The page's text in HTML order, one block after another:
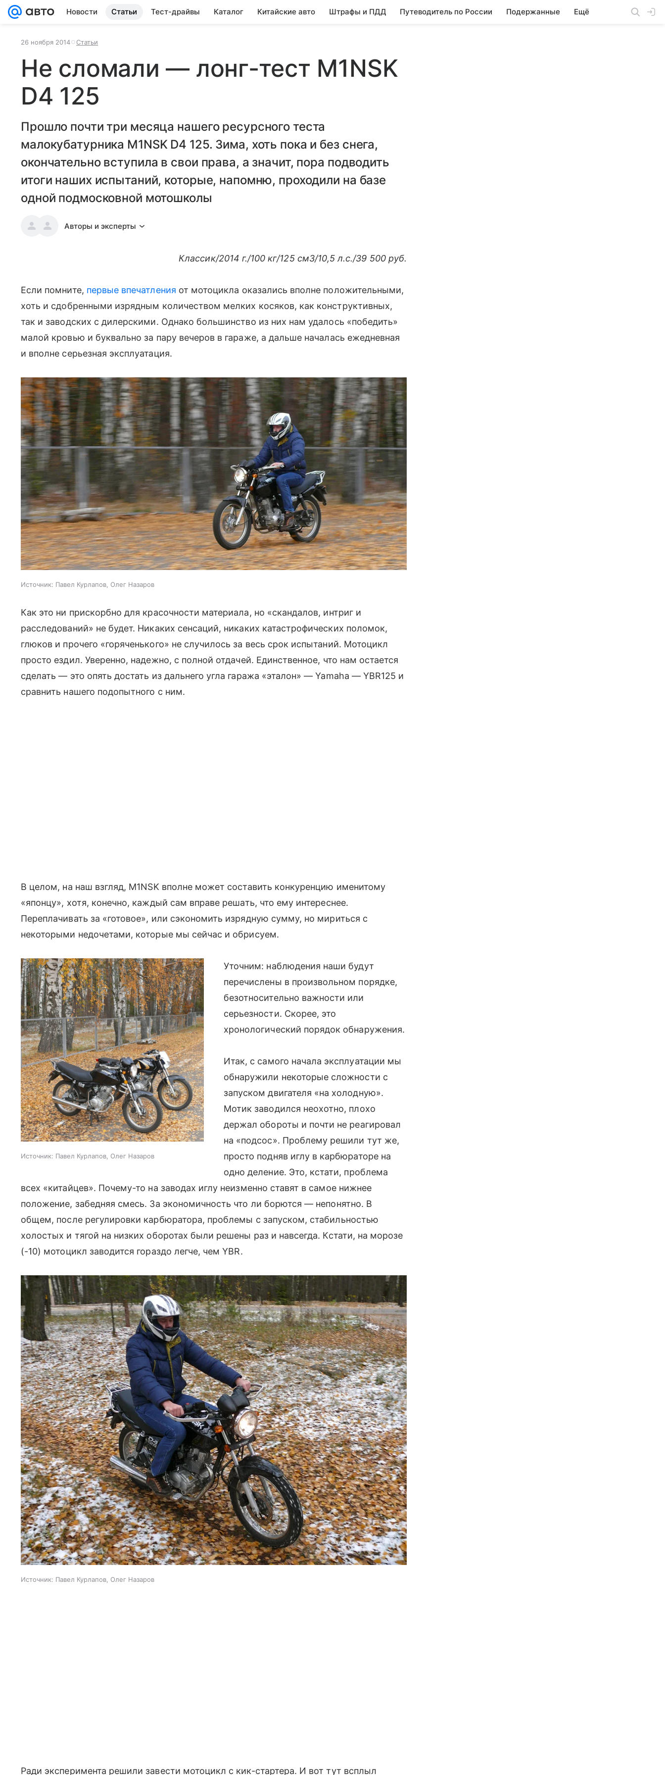
Новости Статьи Тест-драйвы Каталог Китайские авто Штрафы и ПДД Путеводитель по России Подержанные Ещё
26 ноября 2014 Статьи
Не сломали — лонг-тест M1NSK
D4 125
Прошло почти три месяца нашего ресурсного теста
малокубатурника М1NSK D4 125. Зима, хоть пока и без снега,
окончательно вступила в свои права, а значит, пора подводить
итоги наших испытаний, которые, напомню, проходили на базе
одной подмосковной мотошколы
Авторы и эксперты
Классик/2014 г./100 кг/125 см3/10,5 л.с./39 500 руб.
Если помните, первые впечатления от мотоцикла оказались вполне положительными,
хоть и сдобренными изрядным количеством мелких косяков, как конструктивных,
так и заводских с дилерскими. Однако большинство из них нам удалось «победить»
малой кровью и буквально за пару вечеров в гараже, а дальше началась ежедневная
и вполне серьезная эксплуатация.
Источник: Павел Курлапов, Олег Назаров
Как это ни прискорбно для красочности материала, но «скандалов, интриг и
расследований» не будет. Никаких сенсаций, никаких катастрофических поломок,
глюков и прочего «горяченького» не случилось за весь срок испытаний. Мотоцикл
просто ездил. Уверенно, надежно, с полной отдачей. Единственное, что нам остается
сделать — это опять достать из дальнего угла гаража «эталон» — Yamaha — YBR125 и
сравнить нашего подопытного с ним.
В целом, на наш взгляд, M1NSK вполне может составить конкуренцию именитому
«японцу», хотя, конечно, каждый сам вправе решать, что ему интереснее.
Переплачивать за «готовое», или сэкономить изрядную сумму, но мириться с
некоторыми недочетами, которые мы сейчас и обрисуем.
Источник: Павел Курлапов, Олег Назаров
Уточним: наблюдения наши будут
перечислены в произвольном порядке,
безотносительно важности или
серьезности. Скорее, это
хронологический порядок обнаружения.
Итак, с самого начала эксплуатации мы
обнаружили некоторые сложности с
запуском двигателя «на холодную».
Мотик заводился неохотно, плохо
держал обороты и почти не реагировал
на «подсос». Проблему решили тут же,
просто подняв иглу в карбюраторе на
одно деление. Это, кстати, проблема
всех «китайцев». Почему-то на заводах иглу неизменно ставят в самое нижнее
положение, забедняя смесь. За экономичность что ли борются — непонятно. В
общем, после регулировки карбюратора, проблемы с запуском, стабильностью
холостых и тягой на низких оборотах были решены раз и навсегда. Кстати, на морозе
(-10) мотоцикл заводится гораздо легче, чем YBR.
Источник: Павел Курлапов, Олег Назаров
Ради эксперимента решили завести мотоцикл с кик-стартера. И вот тут всплыл